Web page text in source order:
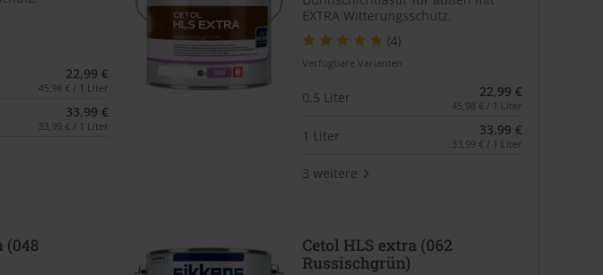
22,99 €
45,98 € / 1 Liter
33,99 €
33,99 € / 1 Liter
EXTRA Witterungsschutz.
(4)
Verfügbare Varianten
0,5 Liter 22,99 €
45,98 € / 1 Liter
1 Liter 33,99 €
33,99 € / 1 Liter
3 weitere
(048
Cetol HLS extra (062
Russischgrün)